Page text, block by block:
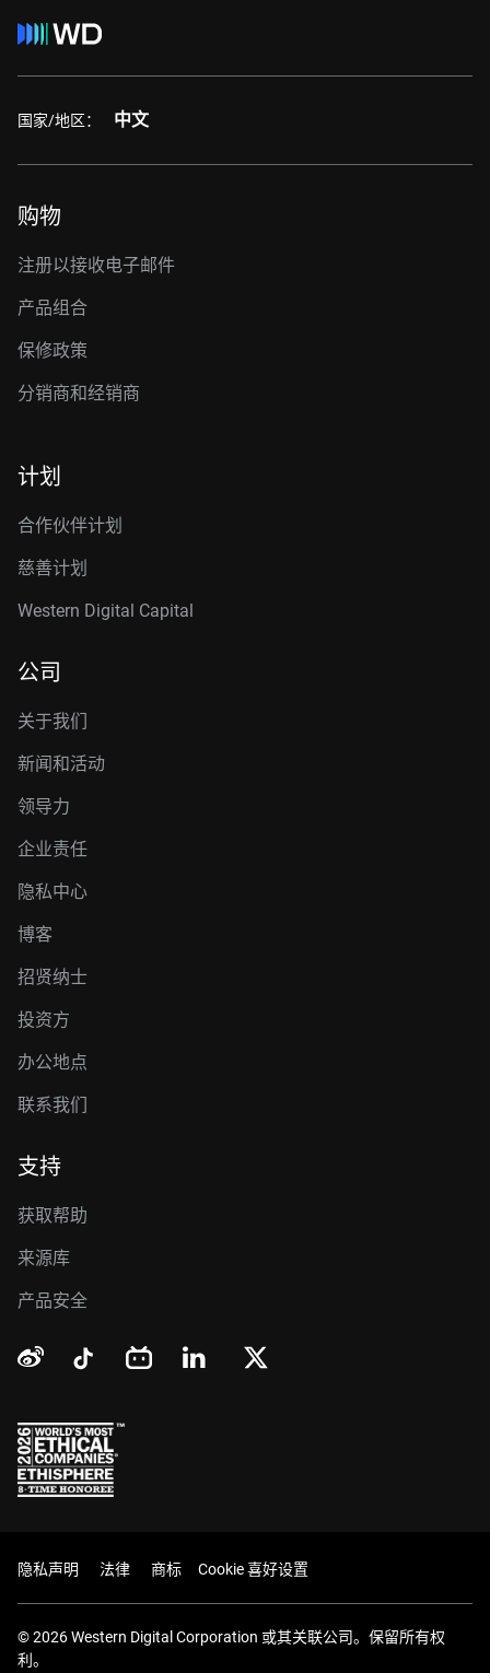
国家/地区： 中文
购物
注册以接收电子邮件
产品组合
保修政策
分销商和经销商
计划
合作伙伴计划
慈善计划
Western Digital Capital
公司
关于我们
新闻和活动
领导力
企业责任
隐私中心
博客
招贤纳士
投资方
办公地点
联系我们
支持
获取帮助
来源库
产品安全
隐私声明 法律 商标 Cookie 喜好设置
© 2026 Western Digital Corporation 或其关联公司。保留所有权
利。